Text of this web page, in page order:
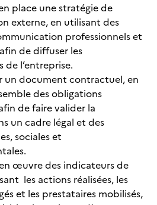
place une stratégie de
externe, en utilisant des
professionnels et
de diffuser les
l’entreprise.
un document contractuel, en
des obligations
de faire valider la
un cadre légal et des
sociales et
œuvre des indicateurs de
les actions réalisées, les
et les prestataires mobilisés,